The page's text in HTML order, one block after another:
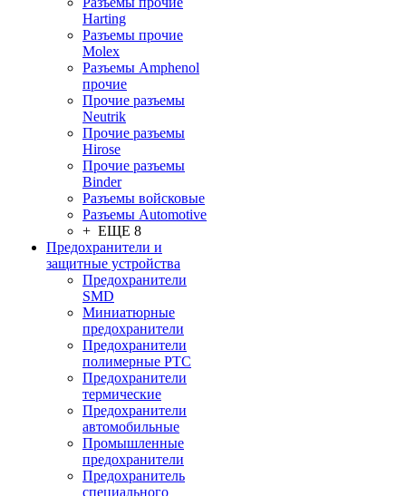
Harting
Разъемы прочие
Molex
Разъемы Amphenol
прочие
Прочие разъемы
Neutrik
Прочие разъемы
Hirose
Прочие разъемы
Binder
Разъемы войсковые
Разъeмы Automotive
+ ЕЩЕ 8
Предохранители и
защитные устройства
Предохранители
SMD
Миниатюрные
предохранители
Предохранители
полимерные PTC
Предохранители
термические
Предохранители
автомобильные
Промышленные
предохранители
Предохранитель
специального